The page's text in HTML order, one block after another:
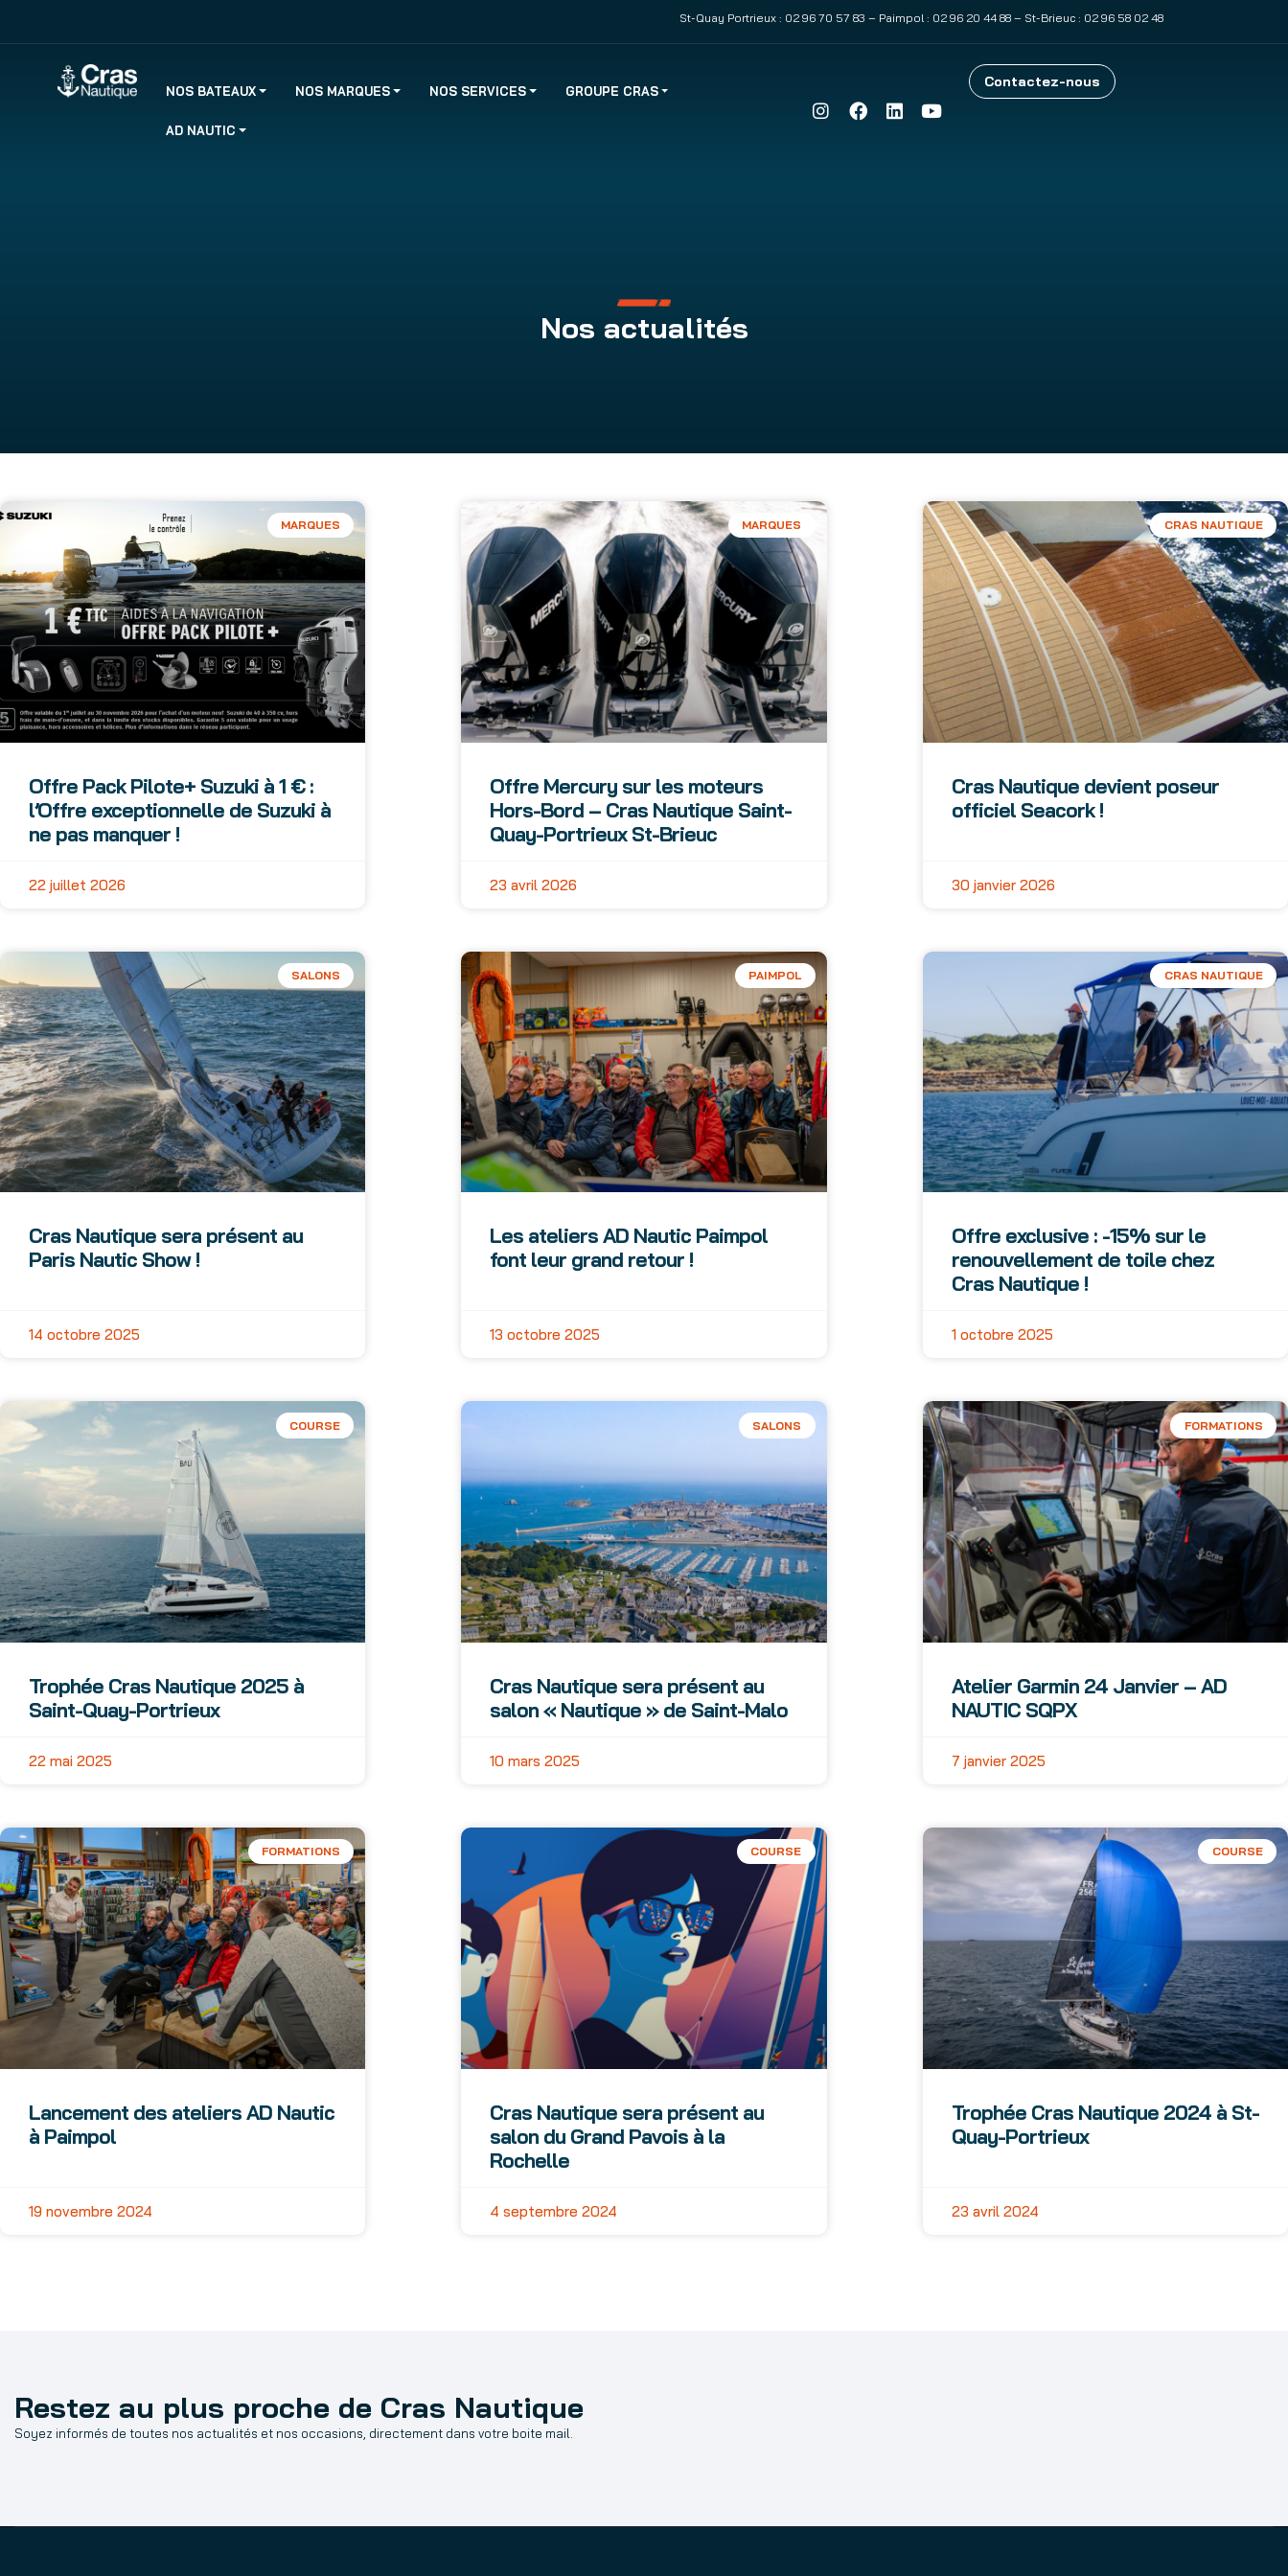
St-Quay Portrieux : 02 96 70 57 83 – Paimpol : 02 96 20 44 88 – St-Brieuc : 02 96 58 02 48
NOS BATEAUX NOS MARQUES NOS SERVICES GROUPE CRAS
AD NAUTIC
Contactez-nous
Nos actualités
MARQUES
Offre Pack Pilote+ Suzuki à 1 € :
l’Offre exceptionnelle de Suzuki à
ne pas manquer !
22 juillet 2026
MARQUES
Offre Mercury sur les moteurs
Hors-Bord – Cras Nautique Saint-
Quay-Portrieux St-Brieuc
23 avril 2026
CRAS NAUTIQUE
Cras Nautique devient poseur
officiel Seacork !
30 janvier 2026
SALONS
Cras Nautique sera présent au
Paris Nautic Show !
14 octobre 2025
PAIMPOL
Les ateliers AD Nautic Paimpol
font leur grand retour !
13 octobre 2025
CRAS NAUTIQUE
Offre exclusive : -15% sur le
renouvellement de toile chez
Cras Nautique !
1 octobre 2025
COURSE
Trophée Cras Nautique 2025 à
Saint-Quay-Portrieux
22 mai 2025
SALONS
Cras Nautique sera présent au
salon « Nautique » de Saint-Malo
10 mars 2025
FORMATIONS
Atelier Garmin 24 Janvier – AD
NAUTIC SQPX
7 janvier 2025
FORMATIONS
Lancement des ateliers AD Nautic
à Paimpol
19 novembre 2024
COURSE
Cras Nautique sera présent au
salon du Grand Pavois à la
Rochelle
4 septembre 2024
COURSE
Trophée Cras Nautique 2024 à St-
Quay-Portrieux
23 avril 2024
Restez au plus proche de Cras Nautique
Soyez informés de toutes nos actualités et nos occasions, directement dans votre boite mail.